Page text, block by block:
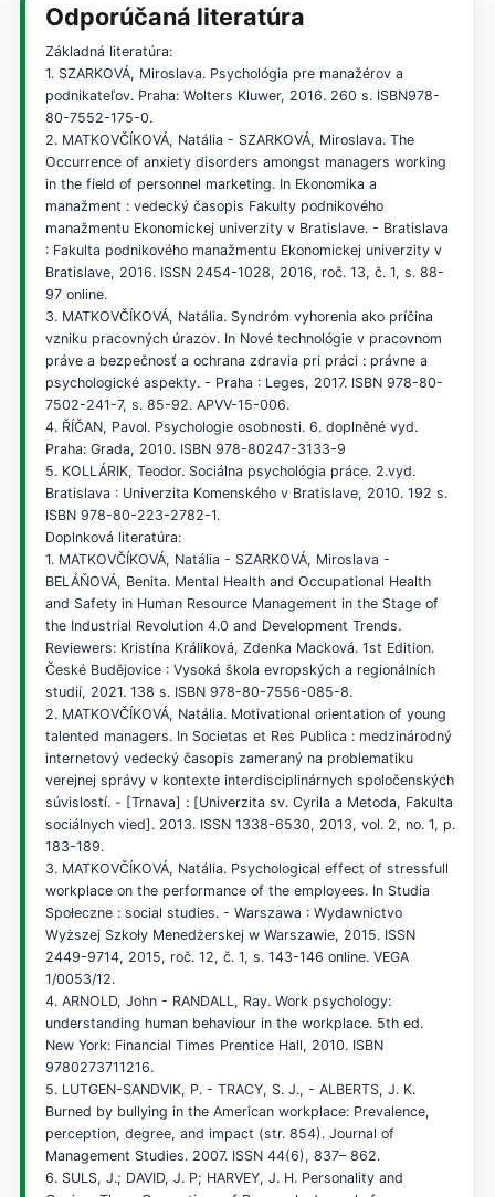
Odporúčaná literatúra
Základná literatúra:
1. SZARKOVÁ, Miroslava. Psychológia pre manažérov a
podnikateľov. Praha: Wolters Kluwer, 2016. 260 s. ISBN978-
80-7552-175-0.
2. MATKOVČÍKOVÁ, Natália - SZARKOVÁ, Miroslava. The
Occurrence of anxiety disorders amongst managers working
in the field of personnel marketing. In Ekonomika a
manažment : vedecký časopis Fakulty podnikového
manažmentu Ekonomickej univerzity v Bratislave. - Bratislava
: Fakulta podnikového manažmentu Ekonomickej univerzity v
Bratislave, 2016. ISSN 2454-1028, 2016, roč. 13, č. 1, s. 88-
97 online.
3. MATKOVČÍKOVÁ, Natália. Syndróm vyhorenia ako príčina
vzniku pracovných úrazov. In Nové technológie v pracovnom
práve a bezpečnosť a ochrana zdravia pri práci : právne a
psychologické aspekty. - Praha : Leges, 2017. ISBN 978-80-
7502-241-7, s. 85-92. APVV-15-006.
4. ŘÍČAN, Pavol. Psychologie osobnosti. 6. doplněné vyd.
Praha: Grada, 2010. ISBN 978-80247-3133-9
5. KOLLÁRIK, Teodor. Sociálna psychológia práce. 2.vyd.
Bratislava : Univerzita Komenského v Bratislave, 2010. 192 s.
ISBN 978-80-223-2782-1.
Doplnková literatúra:
1. MATKOVČÍKOVÁ, Natália - SZARKOVÁ, Miroslava -
BELÁŇOVÁ, Benita. Mental Health and Occupational Health
and Safety in Human Resource Management in the Stage of
the Industrial Revolution 4.0 and Development Trends.
Reviewers: Kristína Králiková, Zdenka Macková. 1st Edition.
České Budějovice : Vysoká škola evropských a regionálních
studií, 2021. 138 s. ISBN 978-80-7556-085-8.
2. MATKOVČÍKOVÁ, Natália. Motivational orientation of young
talented managers. In Societas et Res Publica : medzinárodný
internetový vedecký časopis zameraný na problematiku
verejnej správy v kontexte interdisciplinárnych spoločenských
súvislostí. - [Trnava] : [Univerzita sv. Cyrila a Metoda, Fakulta
sociálnych vied]. 2013. ISSN 1338-6530, 2013, vol. 2, no. 1, p.
183-189.
3. MATKOVČÍKOVÁ, Natália. Psychological effect of stressfull
workplace on the performance of the employees. In Studia
Społeczne : social studies. - Warszawa : Wydawnictvo
Wyższej Szkoły Menedżerskej w Warszawie, 2015. ISSN
2449-9714, 2015, roč. 12, č. 1, s. 143-146 online. VEGA
1/0053/12.
4. ARNOLD, John - RANDALL, Ray. Work psychology:
understanding human behaviour in the workplace. 5th ed.
New York: Financial Times Prentice Hall, 2010. ISBN
9780273711216.
5. LUTGEN-SANDVIK, P. - TRACY, S. J., - ALBERTS, J. K.
Burned by bullying in the American workplace: Prevalence,
perception, degree, and impact (str. 854). Journal of
Management Studies. 2007. ISSN 44(6), 837– 862.
6. SULS, J.; DAVID, J. P; HARVEY, J. H. Personality and